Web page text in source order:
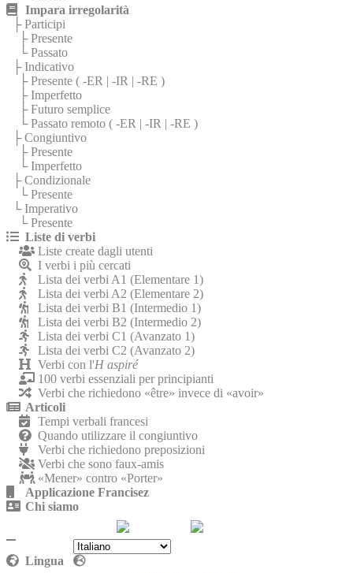
Impara irregolarità
├ Participi
├ Presente
└ Passato
├ Indicativo
├ Presente ( -ER | -IR | -RE )
├ Imperfetto
├ Futuro semplice
└ Passato remoto ( -ER | -IR | -RE )
├ Congiuntivo
├ Presente
└ Imperfetto
├ Condizionale
└ Presente
└ Imperativo
└ Presente
Liste di verbi
Liste create dagli utenti
I verbi i più cercati
Lista dei verbi A1 (Elementare 1)
Lista dei verbi A2 (Elementare 2)
Lista dei verbi B1 (Intermedio 1)
Lista dei verbi B2 (Intermedio 2)
Lista dei verbi C1 (Avanzato 1)
Lista dei verbi C2 (Avanzato 2)
Verbi con l'H aspiré
100 verbi essenziali per principianti
Verbi che richiedono «être» invece di «avoir»
Articoli
Tempi verbali francesi
Quando utilizzare il congiuntivo
Verbi che richiedono preposizioni
Verbi che sono faux-amis
«Mener» contro «Porter»
Applicazione Francisez
Chi siamo
Politica sulla riservatezza
Lingua